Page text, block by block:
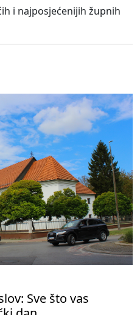
i najposjećenijih župnih
Sve što vas